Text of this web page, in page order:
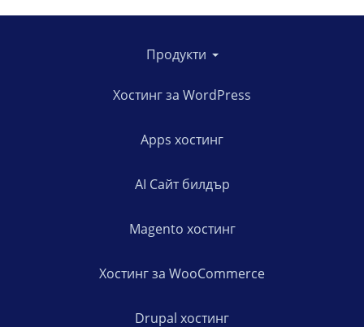
Продукти
Хостинг за WordPress
Apps хостинг
AI Сайт билдър
Magento хостинг
Хостинг за WooCommerce
Drupal хостинг